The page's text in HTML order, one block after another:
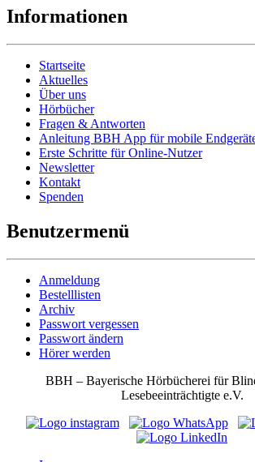
Informationen
Startseite
Aktuelles
Über uns
Hörbücher
Fragen & Antworten
Anleitung BBH App für mobile
Erste Schritte für Online-Nutzer
Newsletter
Kontakt
Spenden
Benutzermenü
Anmeldung
Bestelllisten
Archiv
Passwort vergessen
Passwort ändern
Hörer werden
BBH – Bayerische Hörbücherei für
Lesebeeinträchtigte e.V.